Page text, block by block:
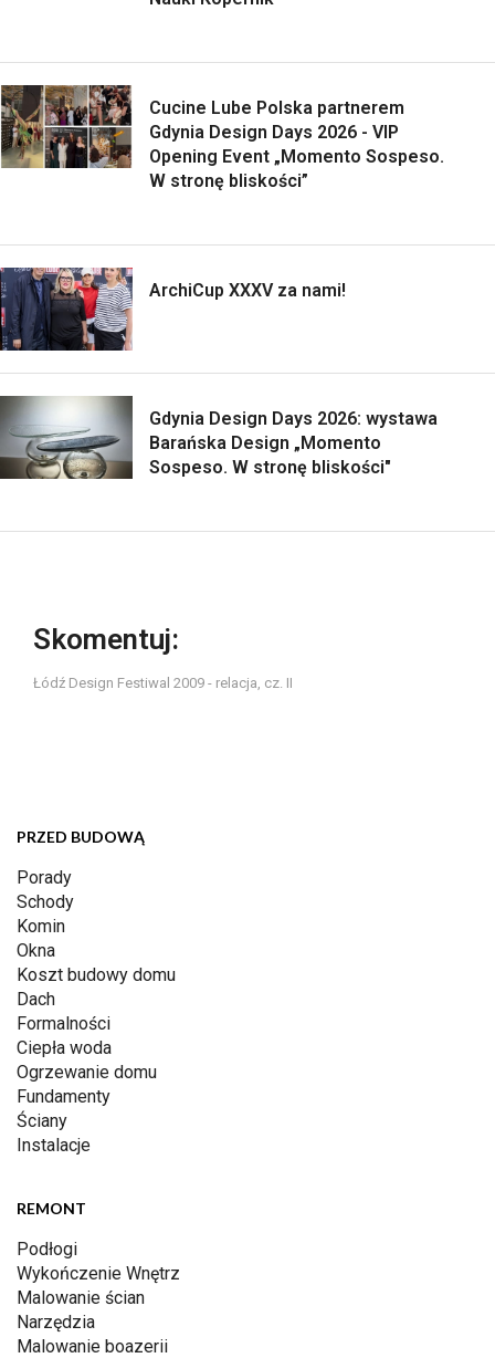
Cucine Lube Polska partnerem
Gdynia Design Days 2026 - VIP
Opening Event „Momento Sospeso.
W stronę bliskości”
ArchiCup XXXV za nami!
Gdynia Design Days 2026: wystawa
Barańska Design „Momento
Sospeso. W stronę bliskości"
Skomentuj:
Łódź Design Festiwal 2009 - relacja, cz. II
PRZED BUDOWĄ
Porady
Schody
Komin
Okna
Koszt budowy domu
Dach
Formalności
Ciepła woda
Ogrzewanie domu
Fundamenty
Ściany
Instalacje
REMONT
Podłogi
Wykończenie Wnętrz
Malowanie ścian
Narzędzia
Malowanie boazerii